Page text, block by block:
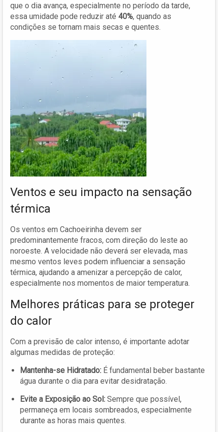
que o dia avança, especialmente no período da tarde,
essa umidade pode reduzir até 40%, quando as
condições se tornam mais secas e quentes.
Ventos e seu impacto na sensação
térmica
Os ventos em Cachoeirinha devem ser
predominantemente fracos, com direção do leste ao
noroeste. A velocidade não deverá ser elevada, mas
mesmo ventos leves podem influenciar a sensação
térmica, ajudando a amenizar a percepção de calor,
especialmente nos momentos de maior temperatura.
Melhores práticas para se proteger
do calor
Com a previsão de calor intenso, é importante adotar
algumas medidas de proteção:
Mantenha-se Hidratado: É fundamental beber bastante
água durante o dia para evitar desidratação.
Evite a Exposição ao Sol: Sempre que possível,
permaneça em locais sombreados, especialmente
durante as horas mais quentes.